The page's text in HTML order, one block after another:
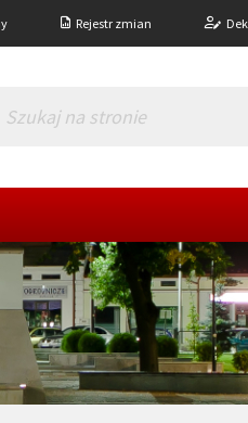
Rejestr zmian